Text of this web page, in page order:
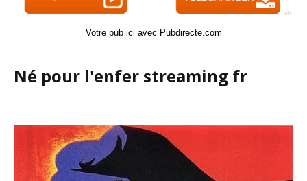
Votre pub ici avec Pubdirecte.com
Né pour l'enfer streaming fr